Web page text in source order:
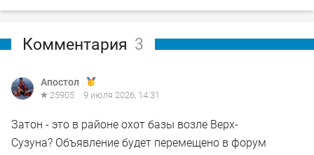
Комментария 3
Апостол
25905 9 июля 2026, 14:31
Затон - это в районе охот базы возле Верх-
Сузуна? Объявление будет перемещено в форум